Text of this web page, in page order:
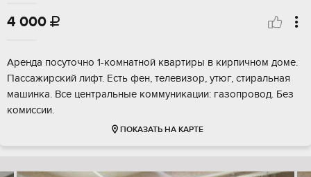
4 000 
Аренда посуточно 1-комнатной квартиры в кирпичном доме.
Пассажирский лифт. Есть фен, телевизор, утюг, стиральная
машинка. Все центральные коммуникации: газопровод. Без
комиссии.
ПОКАЗАТЬ НА КАРТЕ